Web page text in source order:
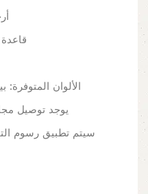
الألوان المتوفرة:
يوجد توصيل
سيتم تطبيق رسوم